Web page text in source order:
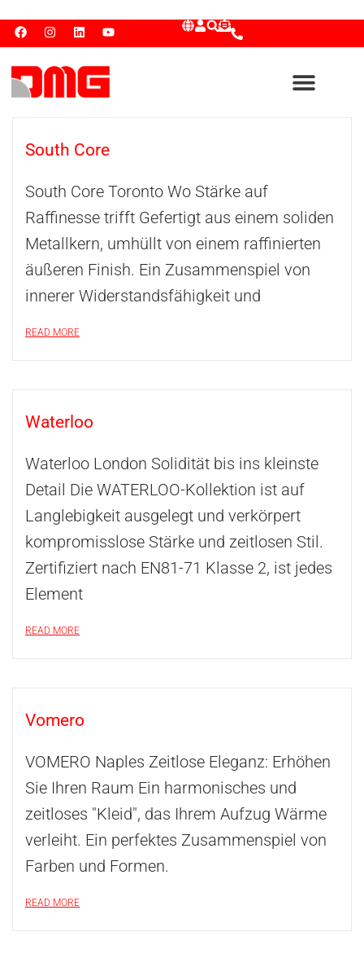
South Core
South Core Toronto Wo Stärke auf
Raffinesse trifft Gefertigt aus einem soliden
Metallkern, umhüllt von einem raffinierten
äußeren Finish. Ein Zusammenspiel von
innerer Widerstandsfähigkeit und
READ MORE
Waterloo
Waterloo London Solidität bis ins kleinste
Detail Die WATERLOO-Kollektion ist auf
Langlebigkeit ausgelegt und verkörpert
kompromisslose Stärke und zeitlosen Stil.
Zertifiziert nach EN81-71 Klasse 2, ist jedes
Element
READ MORE
Vomero
VOMERO Naples Zeitlose Eleganz: Erhöhen
Sie Ihren Raum Ein harmonisches und
zeitloses "Kleid", das Ihrem Aufzug Wärme
verleiht. Ein perfektes Zusammenspiel von
Farben und Formen.
READ MORE